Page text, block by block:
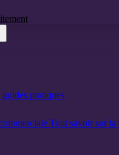
pratiques
Tout savoir sur la